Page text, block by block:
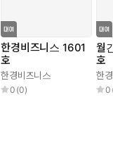
한경비즈니스 1601
호
한경비즈니스
0 (0)
월
호
한
0